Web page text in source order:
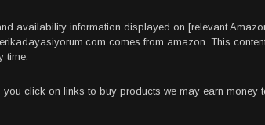
availability information displayed on [relevant
comes from amazon. This
time.
click on links to buy products we may earn money